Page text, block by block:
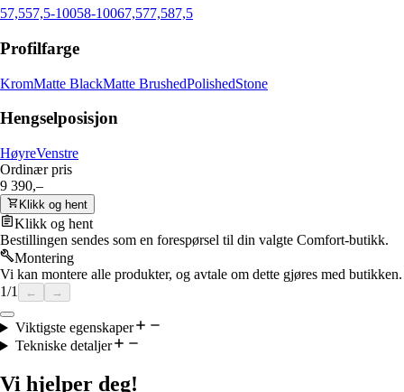
57,557,5-10058-10067,577,587,5
Profilfarge
KromMatte BlackMatte BrushedPolishedStone
Hengselposisjon
HøyreVenstre
Ordinær pris
9 390,–
Klikk og hent
Klikk og hent
Bestillingen sendes som en forespørsel til din valgte Comfort-butikk.
Montering
Vi kan montere alle produkter, og avtale om dette gjøres med butikken.
1/1 ← →
Viktigste egenskaper
Tekniske detaljer
Vi hjelper deg!